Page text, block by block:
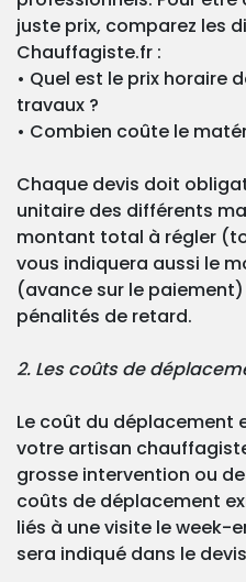
juste prix, comparez les
Chauffagiste.fr :
• Quel est le prix horaire
travaux ?
• Combien coûte le
Chaque devis doit
unitaire des différents
montant total à régler
vous indiquera aussi le
(avance sur le
pénalités de retard.
2. Les coûts de
Le coût du déplacement
votre artisan
grosse intervention ou
coûts de déplacement
liés à une visite le week-
sera indiqué dans le